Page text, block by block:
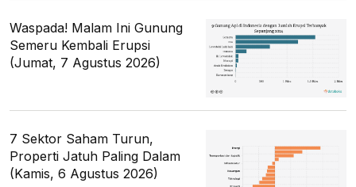
Waspada! Malam Ini Gunung
Semeru Kembali Erupsi
(Jumat, 7 Agustus 2026)
7 Sektor Saham Turun,
Properti Jatuh Paling Dalam
(Kamis, 6 Agustus 2026)